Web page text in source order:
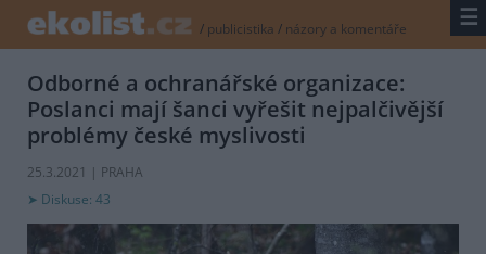
/ publicistika / názory a komentáře ☰
Odborné a ochranářské organizace:
Poslanci mají šanci vyřešit nejpalčivější
problémy české myslivosti
25.3.2021 | PRAHA
Diskuse: 43